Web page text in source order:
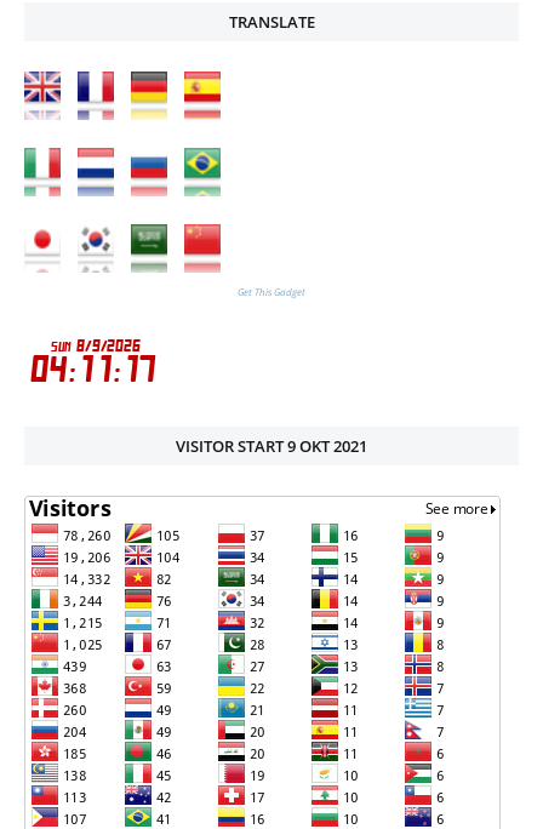
TRANSLATE
Get This Gadget
VISITOR START 9 OKT 2021